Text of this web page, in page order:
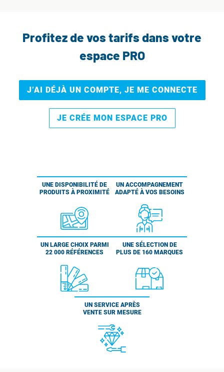
Profitez de vos tarifs dans votre
espace PRO
J’AI DÉJÀ UN COMPTE, JE ME CONNECTE
JE CRÉE MON ESPACE PRO
UNE DISPONIBILITÉ DE
PRODUITS À PROXIMITÉ
UN ACCOMPAGNEMENT
ADAPTÉ À VOS BESOINS
UN LARGE CHOIX PARMI
22 000 RÉFÉRENCES
UNE SÉLECTION DE
PLUS DE 160 MARQUES
UN SERVICE APRÈS
VENTE SUR MESURE